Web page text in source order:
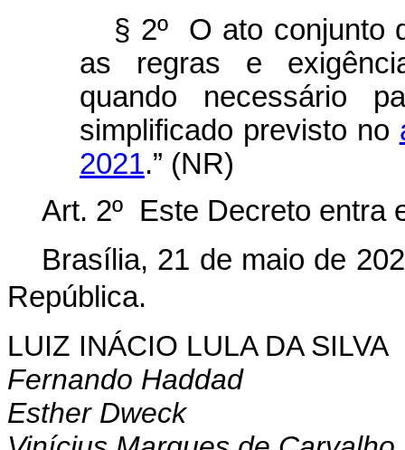
§ 2º O ato conjunto
as regras e
quando necessário
simplificado previsto no
2021.” (NR)
Art. 2º Este Decreto entra
Brasília, 21 de maio de
República.
LUIZ INÁCIO LULA DA SILVA
Fernando Haddad
Esther Dweck